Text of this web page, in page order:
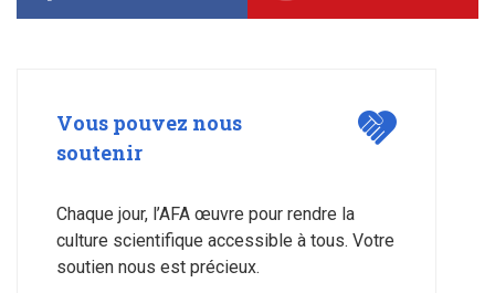
Vous pouvez nous
soutenir
Chaque jour, l’AFA œuvre pour rendre la
culture scientifique accessible à tous. Votre
soutien nous est précieux.